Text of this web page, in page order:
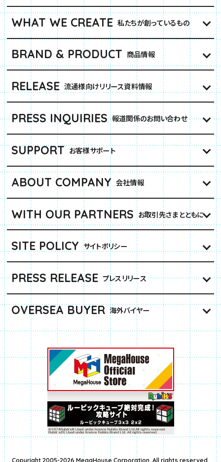
WHAT WE CREATE 私たちが創っているもの
BRAND & PRODUCT 商品情報
RELEASE 流通様向けリリース資料情報
PRESS INQUIRIES 報道関係のお問い合わせ
SUPPORT お客様サポート
ABOUT COMPANY 会社情報
WITH OUR PARTNERS お取引先さまとともに
SITE POLICY サイトポリシー
PRESS RELEASE プレスリリース
OVERSEA BUYER 海外バイヤー
Copyright 2005-2026 MegaHouse Corporation. All rights reserved.